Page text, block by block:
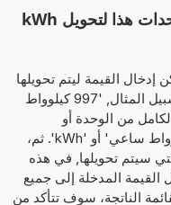
استخدم كامل وظائف محول الوحدات هذا لتحويل kWh
إدخال القيمة ليتم تحويلها
معاً مع وحدة القياس الأساسية؛ على سبيل المثال, '997 كيلوواط
من الوحدة أو
الاختصارعلى سبيل المثال، سواء 'كيلوواط ساعي' أو 'kWh'. ثم،
سيتم تحويلها, في هذه
القيمة المدخلة إلى جميع
الناتجة، سوف تتأكد من